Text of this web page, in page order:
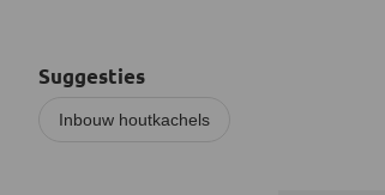
Suggesties
Inbouw houtkachels